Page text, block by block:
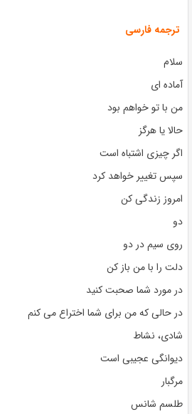
ترجمه فارسی
سلام
آماده ای
من با تو خواهم بود
حالا یا هرگز
اگر چیزی اشتباه است
سپس تغییر خواهد کرد
امروز زندگی کن
دو
روی سیم در دو
دلت را با من باز کن
در مورد شما صحبت کنید
در حالی که من برای شما اختراع می کنم
شادی، نشاط
دیوانگی عجیبی است
مرگبار
طلسم شانس